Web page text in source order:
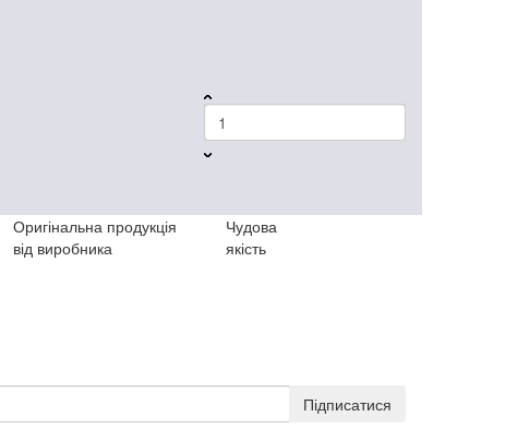
Оригінальна продукція
від виробника
Чудова
якість
Підписатися